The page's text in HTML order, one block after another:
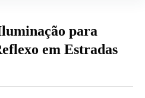
para
em Estradas